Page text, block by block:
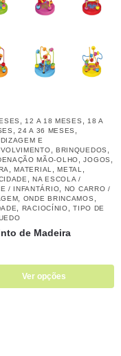
12 A 18 MESES
18 A
,24 A 36 MESES
E
BRINQUEDOS
MÃO-OLHO ,JOGOS
,MATERIAL ,METAL
,NA ESCOLA /
/ INFANTÁRIO
NO CARRO /
ONDE BRINCAMOS
RACIOCÍNIO ,TIPO DE
de Madeira
Ver opções